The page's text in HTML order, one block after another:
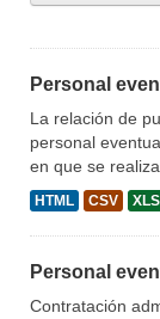
Personal
La relación de
personal
en que se
HTML CSV
Personal
Contratación